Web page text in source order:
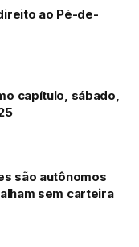
ao Pé-de-
capítulo, sábado,
são autônomos
sem carteira